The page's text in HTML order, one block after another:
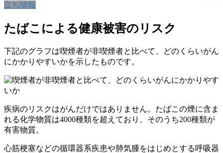
立ち情報
たばこによる健康被害のリスク
下記のグラフは喫煙者が非喫煙者と比べて、どのくらいがん
にかかりやすいかを示したものです。
疾病のリスクはがんだけではありません。たばこの煙に含ま
れる化学物質は4000種類を超えており、そのうち200種類が
有害物質。
心筋梗塞などの循環器系疾患や肺気腫をはじめとする呼吸器